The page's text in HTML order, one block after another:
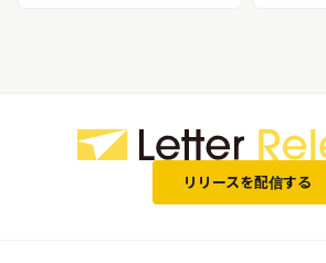
リリースを配信する